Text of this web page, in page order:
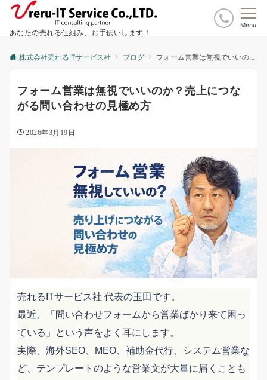
あなたの売れる仕組み、お手伝いします！
Menu
株式会社売れるITサービス社 ブログ フォーム営業は無視でいいのか？売上につながる問い合わせの見極め方
フォーム営業は無視でいいのか？売上につな
がる問い合わせの見極め方
2026年3月19日
売れるITサービス社 代表の玉田です。
最近、「問い合わせフォームから営業ばかり来て困っ
ている」という声をよく耳にします。
実際、海外SEO、MEO、補助金代行、システム営業な
ど、テンプレートのような営業文が大量に届くことも